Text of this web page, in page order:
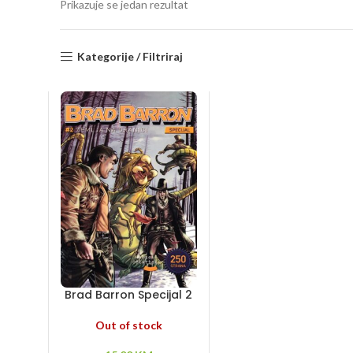
Prikazuje se jedan rezultat
Kategorije / Filtriraj
Brad Barron Specijal 2
Out of stock